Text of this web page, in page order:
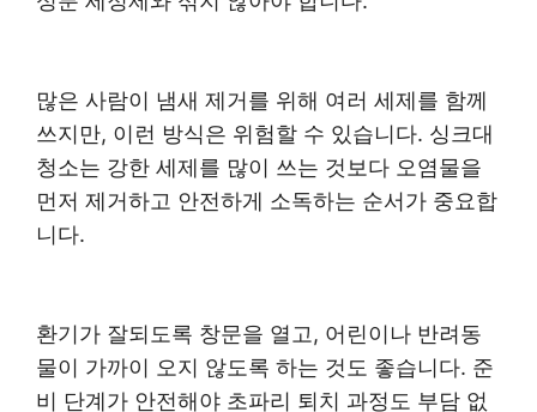
많은 사람이 냄새 제거를 위해 여러 세제를 함께
쓰지만, 이런 방식은 위험할 수 있습니다. 싱크대
청소는 강한 세제를 많이 쓰는 것보다 오염물을
먼저 제거하고 안전하게 소독하는 순서가 중요합
니다.
환기가 잘되도록 창문을 열고, 어린이나 반려동
물이 가까이 오지 않도록 하는 것도 좋습니다. 준
비 단계가 안전해야 초파리 퇴치 과정도 부담 없